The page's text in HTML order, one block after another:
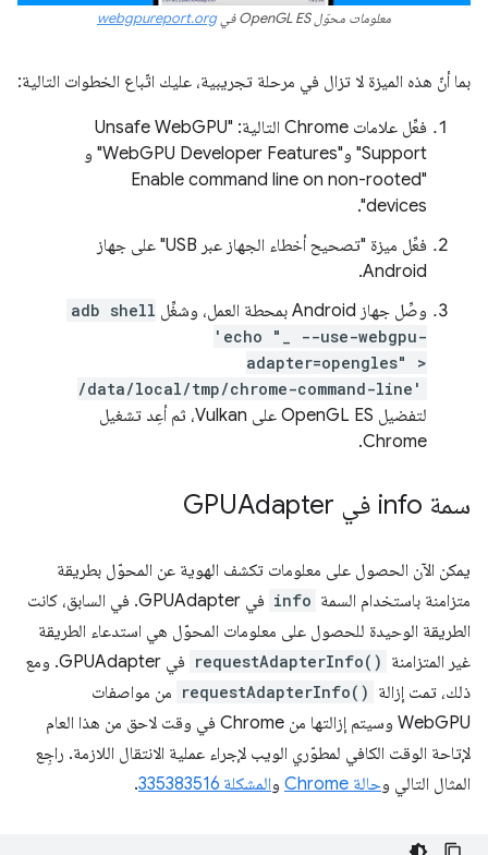
معلومات محوّل OpenGL ES في webgpureport.org
بما أنّ هذه الميزة لا تزال في مرحلة تجريبية، عليك اتّباع الخطوات التالية:
فعِّل علامات Chrome التالية: "Unsafe WebGPU
Support" و"WebGPU Developer Features" و
"Enable command line on non-rooted
devices".
فعِّل ميزة "تصحيح أخطاء الجهاز عبر USB" على جهاز
Android.
وصِّل جهاز Android بمحطة العمل، وشغِّل
adb shell
'echo "_ --use-webgpu-
adapter=opengles" >
/data/local/tmp/chrome-command-line'
لتفضيل OpenGL ES على Vulkan، ثم أعِد تشغيل
Chrome.
سمة info في GPUAdapter
يمكن الآن الحصول على معلومات تكشف الهوية عن المحوّل بطريقة
متزامنة باستخدام السمة info
في GPUAdapter. في السابق، كانت
الطريقة الوحيدة للحصول على معلومات المحوّل هي استدعاء الطريقة
غير المتزامنة requestAdapterInfo()
في GPUAdapter. ومع
ذلك، تمت إزالة requestAdapterInfo() من مواصفات
WebGPU وسيتم إزالتها من Chrome في وقت لاحق من هذا العام
لإتاحة الوقت الكافي لمطوّري الويب لإجراء عملية الانتقال اللازمة. راجِع
المثال التالي وحالة Chrome والمشكلة 335383516 .